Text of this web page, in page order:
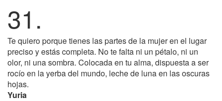
31.
Te quiero porque tienes las partes de la mujer en el lugar
preciso y estás completa. No te falta ni un pétalo, ni un
olor, ni una sombra. Colocada en tu alma, dispuesta a ser
rocío en la yerba del mundo, leche de luna en las oscuras
hojas.
Yuria